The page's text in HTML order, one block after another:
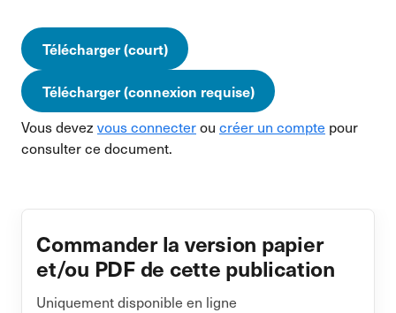
Télécharger (court)
Télécharger (connexion requise)
Vous devez vous connecterou créer un compte pour
consulter ce document.
Commander la version papier
et/ou PDF de cette publication
Uniquement disponible en ligne